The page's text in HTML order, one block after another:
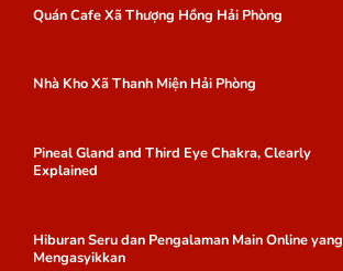
Quán Cafe Xã Thượng Hồng Hải Phòng
Nhà Kho Xã Thanh Miện Hải Phòng
Pineal Gland and Third Eye Chakra, Clearly
Explained
Hiburan Seru dan Pengalaman Main Online yang
Mengasyikkan